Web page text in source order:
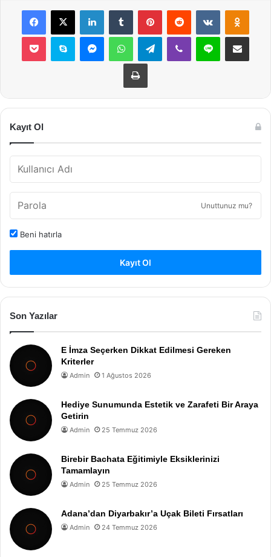
Facebook
X LinkedInTumblr PinterestReddit VKontakte
Pocket Skype MessengerWhatsAppTelegramViber Line E-Posta ile
Yazdır
Kayıt Ol
Unuttunuz mu?
Beni hatırla
Kayıt Ol
Son Yazılar
E İmza Seçerken Dikkat Edilmesi Gereken
Kriterler
Admin 1 Ağustos 2026
Hediye Sunumunda Estetik ve Zarafeti Bir Araya
Getirin
Admin 25 Temmuz 2026
Birebir Bachata Eğitimiyle Eksiklerinizi
Tamamlayın
Admin 25 Temmuz 2026
Adana’dan Diyarbakır’a Uçak Bileti Fırsatları
Admin 24 Temmuz 2026